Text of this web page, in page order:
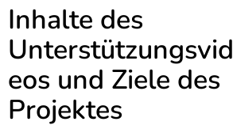
Inhalte des
Unterstützungsvid
eos und Ziele des
Projektes